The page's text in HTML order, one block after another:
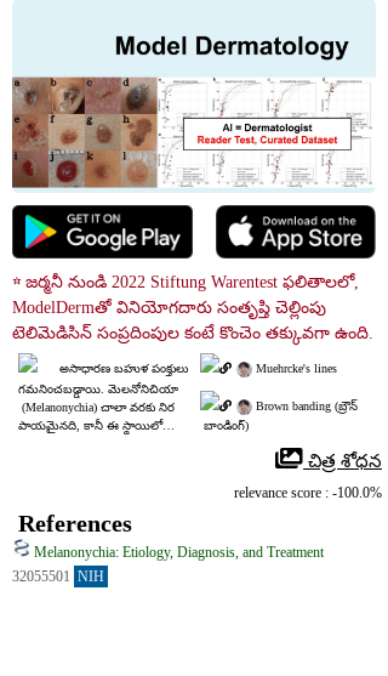
☆ జర్మనీ నుండి 2022 Stiftung Warentest ఫలితాలలో,
ModelDermతో వినియోగదారు సంతృప్తి చెల్లింపు
టెలిమెడిసిన్ సంప్రదింపుల కంటే కొంచెం తక్కువగా ఉంది.
అసాధారణ బహుళ పంక్తులు
గమనించబడ్డాయి. మెలనోనిచియా
(Melanonychia) చాలా వరకు నిర
పాయమైనది, కానీ ఈ స్థాయిలో
Muehrcke's lines
Brown banding (బ్రౌన్
బాండింగ్)
చిత్ర శోధన
relevance score : -100.0%
References
Melanonychia: Etiology, Diagnosis, and Treatment
32055501 NIH